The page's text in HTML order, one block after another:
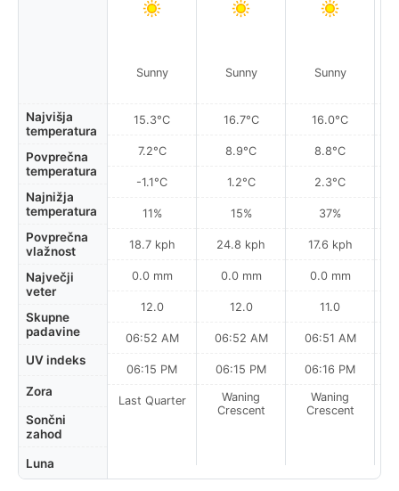
Najvišja
temperatura
Povprečna
temperatura
Najnižja
temperatura
Povprečna
vlažnost
Največji
veter
Skupne
padavine
UV indeks
Zora
Sončni
zahod
Luna
Sunny
15.3°C
7.2°C
-1.1°C
11%
18.7 kph
0.0 mm
12.0
06:52 AM
06:15 PM
Last Quarter
Sunny
16.7°C
8.9°C
1.2°C
15%
24.8 kph
0.0 mm
12.0
06:52 AM
06:15 PM
Waning
Crescent
Sunny
16.0°C
8.8°C
2.3°C
37%
17.6 kph
0.0 mm
11.0
06:51 AM
06:16 PM
Waning
Crescent